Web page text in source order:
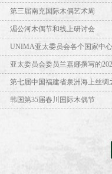
第三届南充国际木偶艺术周
湄公河木偶节和线上研讨会
UNIMA亚太委员会各个国家中
亚太委员会委员兰嘉娜撰写的
第七届中国福建省泉洲海上丝
韩国第35届春川国际木偶节